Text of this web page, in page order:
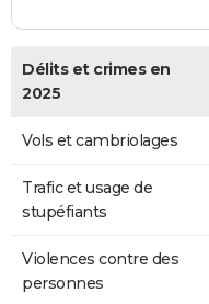
Délits et crimes en
2025
Vols et cambriolages
Trafic et usage de
stupéfiants
Violences contre des
personnes